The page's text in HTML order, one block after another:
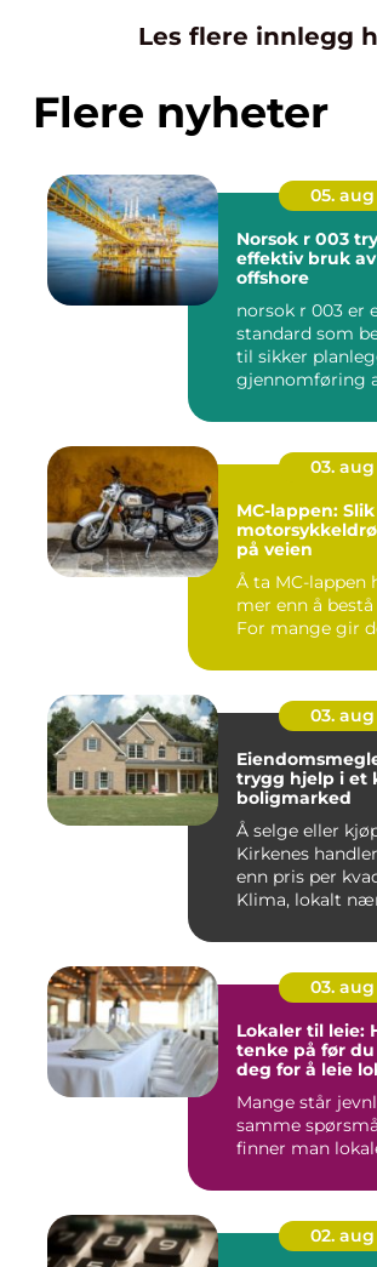
Les flere innlegg
Flere nyheter
05. aug
Norsok r 003 trygg og
effektiv bruk
offshore
norsok r 003 er
standard som
til sikker
gjennomføring
03. aug
MC-lappen:
på veien
Å ta MC-lappen
mer enn å
For mange gir
03. aug
trygg hjelp i et
boligmarked
Å selge eller
Kirkenes
enn pris per
Klima, lokalt
03. aug
Lokaler til leie:
tenke på før
deg for å leie
Mange står
samme
finner man
02. aug